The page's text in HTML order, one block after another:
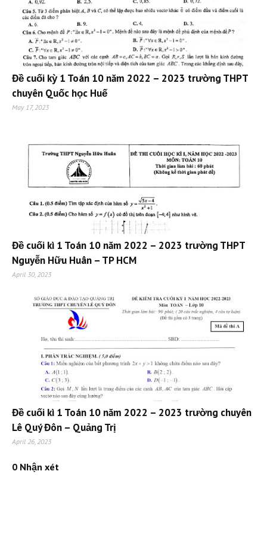
Đề cuối kỳ 1 Toán 10 năm 2022 – 2023 trường THPT
chuyên Quốc học Huế
May 17, 2023
Đề cuối kì 1 Toán 10 năm 2022 – 2023 trường THPT
Nguyễn Hữu Huân – TP HCM
April 30, 2023
Đề cuối kì 1 Toán 10 năm 2022 – 2023 trường chuyên
Lê Quý Đôn – Quảng Trị
April 26, 2023
0 Nhận xét